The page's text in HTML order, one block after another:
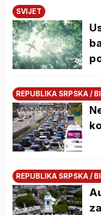
SVIJET
REPUBLIKA SRPSKA /
REPUBLIKA SRPSKA /